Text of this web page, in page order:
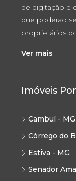
de digitação e
que poderão
proprietários
Ver mais
Imóveis
Cambuí - MG
Córrego do
Estiva - MG
Senador